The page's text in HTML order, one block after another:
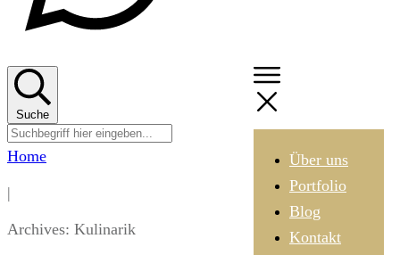
Über uns
Portfolio
Blog
Kontakt
Suche
Home
|
Archives: Kulinarik